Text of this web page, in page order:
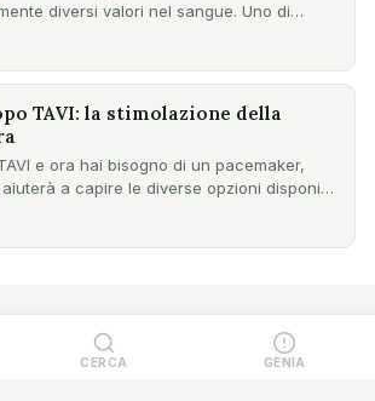
diversi valori nel sangue. Uno di
TAVI: la stimolazione della
e ora hai bisogno di un pacemaker,
a capire le diverse opzioni disponi…
CERCA GENIA